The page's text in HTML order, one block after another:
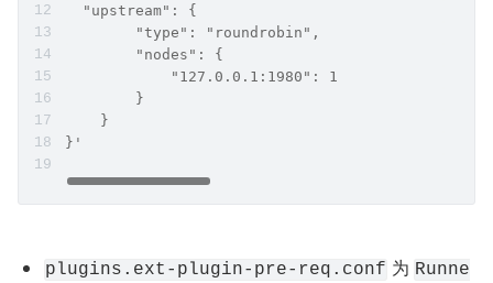
  "upstream": {
        "type": "roundrobin",
        "nodes": {
            "127.0.0.1:1980": 1
        }
    }
}'
plugins.ext-plugin-pre-req.conf 为 Runne